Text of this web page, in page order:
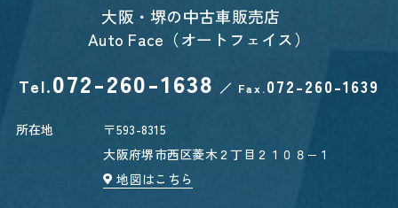
大阪・堺の中古車販売店
Auto Face（オートフェイス）
Tel.072-260-1638 ／ Fax.072-260-1639
所在地
〒593-8315
大阪府堺市西区菱木２丁目２１０８−１
地図はこちら